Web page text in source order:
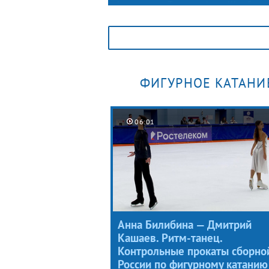
Александра Трусова, Анна
Кубок Первого канала собрал
награждения фигуристки дали
ФИГУРНОЕ
06:01
Анна Билибина — Дмитрий
Кашаев. Ритм-танец.
Контрольные прокаты
России по фигурному катанию